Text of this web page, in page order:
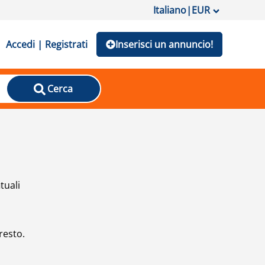
Italiano|EUR
Accedi | Registrati Inserisci un annuncio!
Cerca